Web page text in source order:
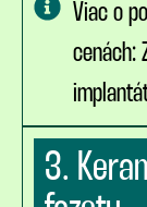
Viac o
cenách:
3.